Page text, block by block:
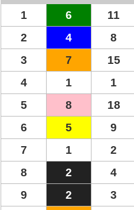
1 6 11
2
4 8
3
7 15
4
1 1
5
8 18
6
5 9
7
1 2
8
2 4
9
2 3